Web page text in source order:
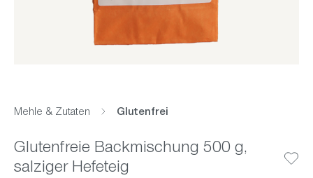
Mehle & Zutaten Glutenfrei
Glutenfreie Backmischung 500 g,
salziger Hefeteig